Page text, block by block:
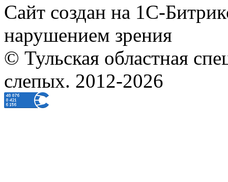
Сайт создан на 1С-
нарушением зрения
© Тульская областная
слепых. 2012-2026